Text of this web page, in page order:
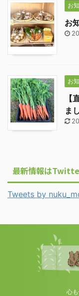
お
お
お
【
ま
最新情報は
Tweets by
心